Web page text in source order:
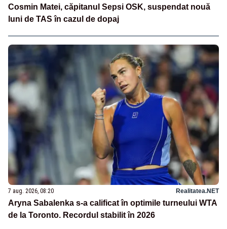
Cosmin Matei, căpitanul Sepsi OSK, suspendat nouă
luni de TAS în cazul de dopaj
7 aug. 2026, 08:20 Realitatea.NET
Aryna Sabalenka s-a calificat în optimile turneului WTA
de la Toronto. Recordul stabilit în 2026